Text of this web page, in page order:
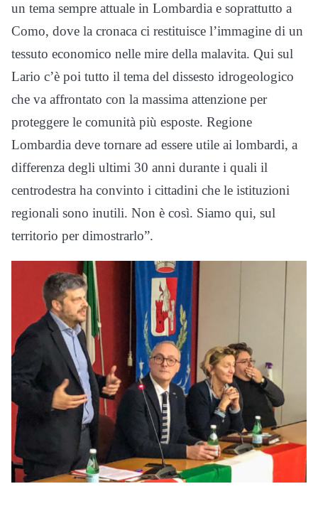
un tema sempre attuale in Lombardia e soprattutto a
Como, dove la cronaca ci restituisce l’immagine di un
tessuto economico nelle mire della malavita. Qui sul
Lario c’è poi tutto il tema del dissesto idrogeologico
che va affrontato con la massima attenzione per
proteggere le comunità più esposte. Regione
Lombardia deve tornare ad essere utile ai lombardi, a
differenza degli ultimi 30 anni durante i quali il
centrodestra ha convinto i cittadini che le istituzioni
regionali sono inutili. Non è così. Siamo qui, sul
territorio per dimostrarlo”.